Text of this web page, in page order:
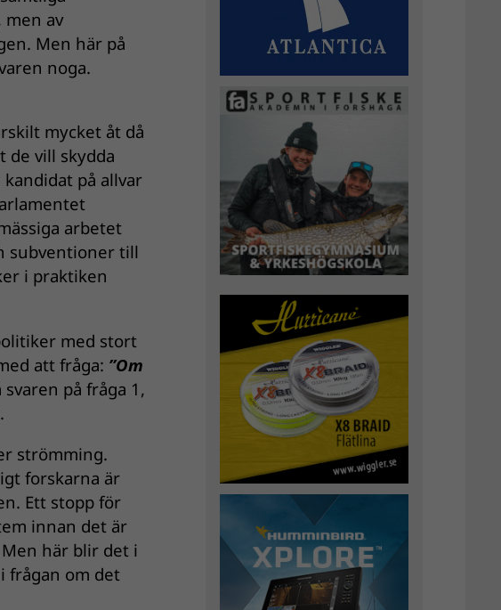
men av
Men här på
noga.
mycket åt då
de vill skydda
på allvar
arbetet
subventioner till
i praktiken
med stort
att fråga: ”Om
på fråga 1,
strömming.
forskarna är
Ett stopp för
innan det är
här blir det i
frågan om det